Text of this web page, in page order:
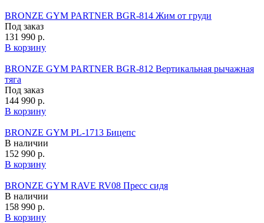
BRONZE GYM PARTNER BGR-814 Жим от груди
Под заказ
131 990 р.
В корзину
BRONZE GYM PARTNER BGR-812 Вертикальная рычажная
тяга
Под заказ
144 990 р.
В корзину
BRONZE GYM PL-1713 Бицепс
В наличии
152 990 р.
В корзину
BRONZE GYM RAVE RV08 Пресс сидя
В наличии
158 990 р.
В корзину